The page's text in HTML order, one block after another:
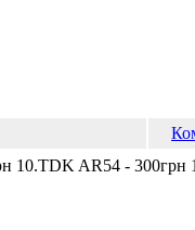
10.TDK AR54 - 300грн